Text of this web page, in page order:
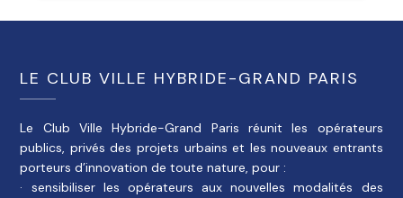
LE CLUB VILLE HYBRIDE-GRAND PARIS
Le Club Ville Hybride-Grand Paris réunit les opérateurs
publics, privés des projets urbains et les nouveaux entrants
porteurs d’innovation de toute nature, pour :
· sensibiliser les opérateurs aux nouvelles modalités des